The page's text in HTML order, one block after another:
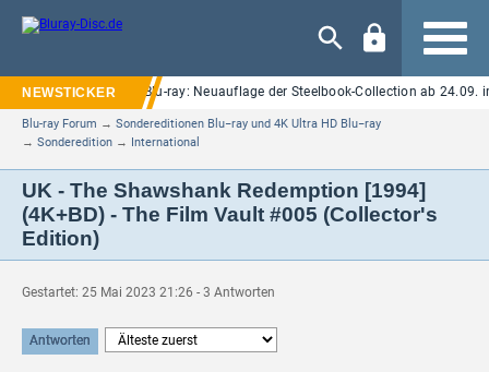
Navigation
Elm Street" auf UHD Blu-ray: Neuauflage der Steelbook-Collection ab 24.09.
Blu-ray Forum → Sondereditionen Blu−ray und 4K Ultra HD Blu−ray
→ Sonderedition → International
UK - The Shawshank Redemption [1994]
(4K+BD) - The Film Vault #005 (Collector's
Edition)
Gestartet: 25 Mai 2023 21:26 - 3 Antworten
Antworten